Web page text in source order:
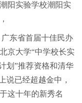
阳实验学校潮阳实
东省首届十佳民办
京大学“中学校长实
划”推荐资格和清华
说已经超越金中，
这十年的新秀名